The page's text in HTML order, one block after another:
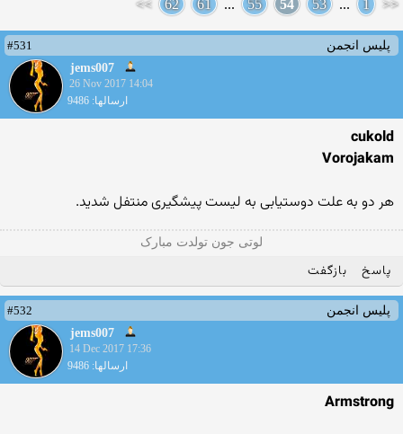
<<
1
...
53
54
55
...
61
62
>>
پلیس انجمن
#531
jems007
26 Nov 2017 14:04
ارسالها: 9486
cukold
Vorojakam
هر دو به علت دوستیابی به لیست پیشگیری منتفل شدید.
لوتی جون تولدت مبارک
پاسخ بازگفت
پلیس انجمن
#532
jems007
14 Dec 2017 17:36
ارسالها: 9486
Armstrong